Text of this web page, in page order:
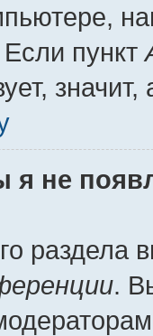
пункт
я не
.